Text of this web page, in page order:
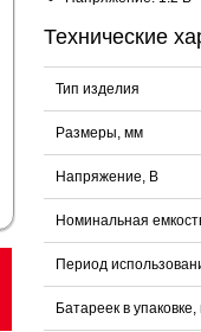
Технические
Тип изделия
Размеры, мм
Напряжение, В
Номинальная
Период
Батареек в упаковке,